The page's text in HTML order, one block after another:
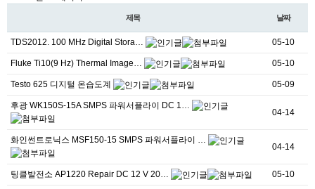
제목 날짜
TDS2012. 100 MHz Digital Stora… 05-10
Fluke Ti10(9 Hz) Thermal Image… 05-10
Testo 625 디지털 온습도계 05-09
후광 WK150S-15A SMPS 파워서플라이 DC 1…
04-14
화인썬트로닉스 MSF150-15 SMPS 파워서플라이 …
04-14
팅클발전소 AP1220 Repair DC 12 V 20… 05-10